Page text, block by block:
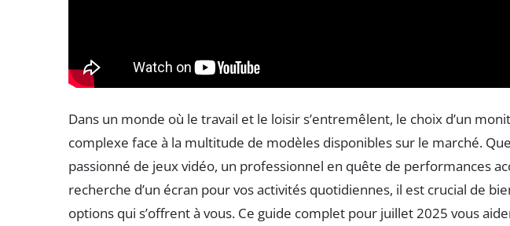
Dans un monde où le travail et le loisir s’entremêlent, le choix d’un
complexe face à la multitude de modèles disponibles sur le marché.
passionné de jeux vidéo, un professionnel en quête de performances
recherche d’un écran pour vos activités quotidiennes, il est crucial de
options qui s’offrent à vous. Ce guide complet pour juillet 2025 vous